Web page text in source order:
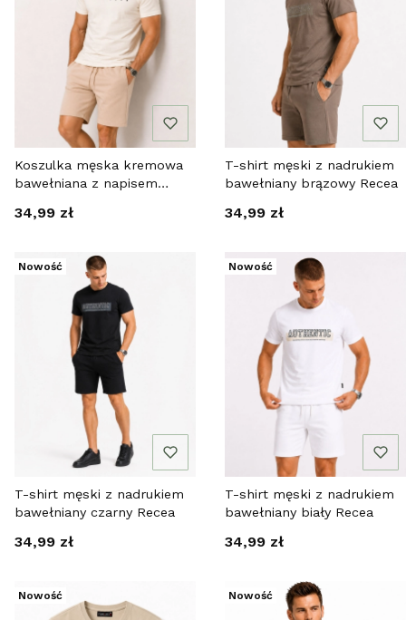
Koszulka męska kremowa
bawełniana z napisem
Cena
34,99 zł
T-shirt męski z nadrukiem
bawełniany brązowy Recea
Cena
34,99 zł
Nowość
T-shirt męski z nadrukiem
bawełniany czarny Recea
Cena
34,99 zł
Nowość
T-shirt męski z nadrukiem
bawełniany biały Recea
Cena
34,99 zł
Nowość Nowość